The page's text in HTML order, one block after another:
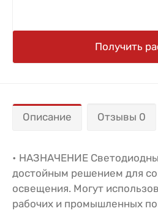
Получить
Описание Отзывы 0
• НАЗНАЧЕНИЕ
достойным решением для
освещения. Могут
рабочих и промышленных